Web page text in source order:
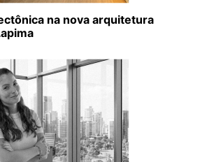
na nova arquitetura